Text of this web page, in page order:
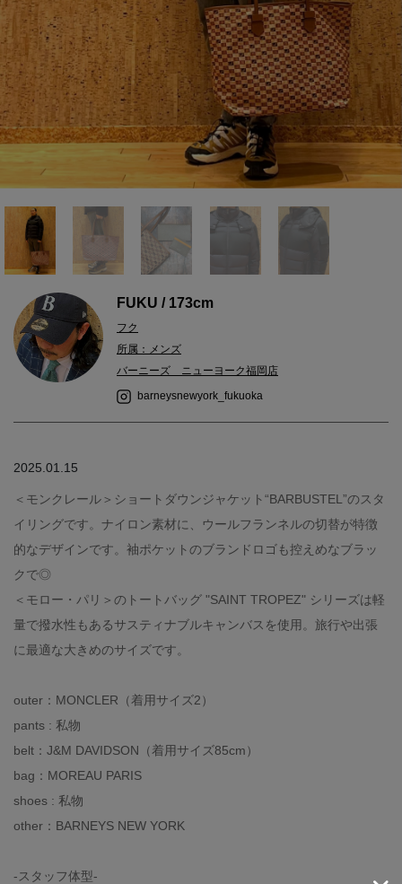
FUKU / 173cm
フク
所属：メンズ
バーニーズ ニューヨーク福岡店
barneysnewyork_fukuoka
2025.01.15
＜モンクレール＞ショートダウンジャケット“BARBUSTEL”のスタ
イリングです。ナイロン素材に、ウールフランネルの切替が特徴
的なデザインです。袖ポケットのブランドロゴも控えめなブラッ
クで◎
＜モロー・パリ＞のトートバッグ "SAINT TROPEZ" シリーズは軽
量で撥水性もあるサスティナブルキャンバスを使用。旅行や出張
に最適な大きめのサイズです。
outer：MONCLER（着用サイズ2）
pants : 私物
belt：J&M DAVIDSON（着用サイズ85cm）
bag：MOREAU PARIS
shoes : 私物
other：BARNEYS NEW YORK
-スタッフ体型-